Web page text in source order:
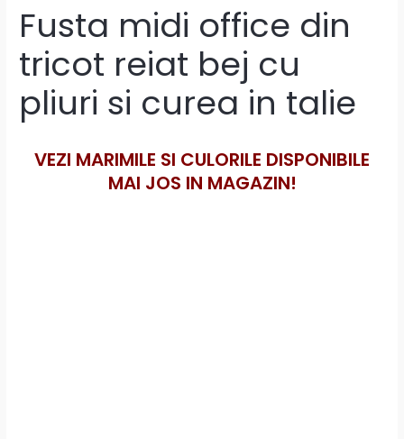
Fusta midi office din
tricot reiat bej cu
pliuri si curea in talie
VEZI MARIMILE SI CULORILE DISPONIBILE
MAI JOS IN MAGAZIN!